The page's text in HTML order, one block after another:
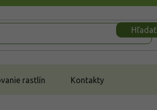
Hľadať
rastlín Kontakty